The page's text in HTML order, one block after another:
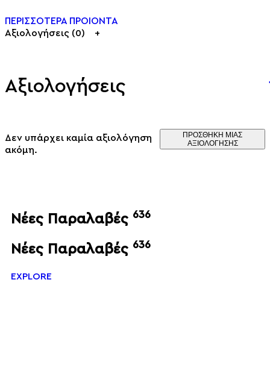
ΠΕΡΙΣΣΟΤΕΡΑ ΠΡΟΙΟΝΤΑ
Αξιολογήσεις (0)
Αξιολογήσεις
Δεν υπάρχει καμία αξιολόγηση
ακόμη.
ΠΡΟΣΘΉΚΗ ΜΊΑΣ
ΑΞΙΟΛΌΓΗΣΗΣ
Νέες Παραλαβές 636
Νέες Παραλαβές 636
EXPLORE